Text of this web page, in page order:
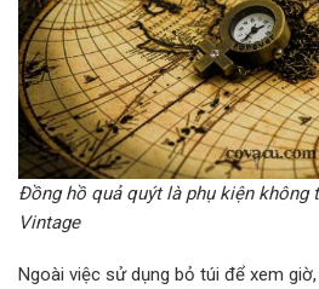
Đồng hồ quả quýt là phụ kiện không
Vintage
Ngoài việc sử dụng bỏ túi để xem